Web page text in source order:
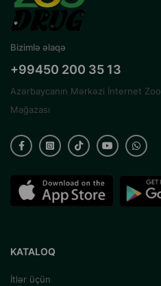
Bizimlə əlaqə
+99450 200 35 13
Azərbaycanın Mərkəzi İnternet Zoo
Mağazası
KATALOQ
İtlər üçün